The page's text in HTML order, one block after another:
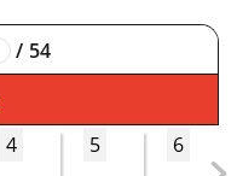
/ 54
4 5 6